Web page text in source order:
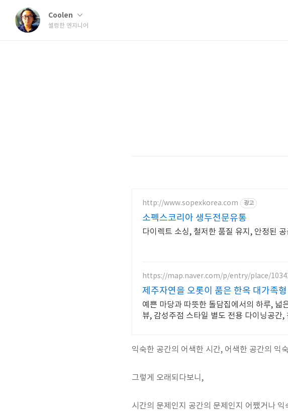
Coolen
썰렁한 엔지니어
http://www.sopexkorea.com 광고
소펙스코리아 생두전문유통
다이렉트 소싱, 철저한 품질 유지, 안정된
https://map.naver.com/p/entry/place/
제주자연을 오롯이 품은 한옥 대가족
예쁜 마당과 따뜻한 돌담집에서의 하루, 넓
뷰, 감성주점 스타일 별도 전용 다이닝공간,
익숙한 공간의 어색한 시간, 어색한 공간의 익
그렇게 오래되다보니,
시간의 문제인지 공간의 문제인지 어쨌거나 익